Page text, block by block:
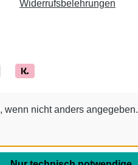
Widerrufsbelehrungen
wenn nicht anders angegeben.